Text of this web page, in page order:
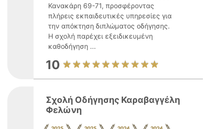
Κανακάρη 69-71, προσφέροντας
πλήρεις εκπαιδευτικές υπηρεσίες για
την απόκτηση διπλώματος οδήγησης.
Η σχολή παρέχει εξειδικευμένη
καθοδήγηση ...
10
Σχολή Οδήγησης Καραβαγγέλη
Φελώνη